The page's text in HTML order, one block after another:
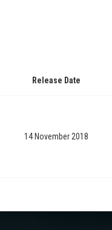
Release Date
14 November 2018